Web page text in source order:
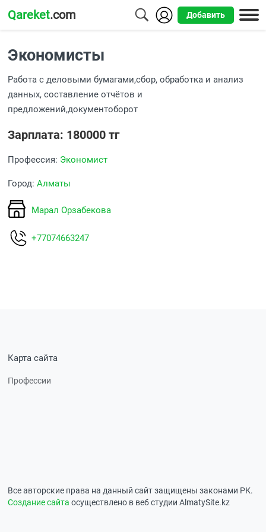
Qareket.com Добавить
Алматы
Астана
Шымкент
Усть-
Каменогорск
Экономисты
Работа с деловыми бумагами,сбор, обработка и анализ
данных, составление отчётов и
предложений,документоборот
Зарплата: 180000 тг
Профессия: Экономист
Город:Алматы
Марал Орзабекова
+77074663247
Карта сайта
Профессии
Все авторские права на данный сайт защищены законами РК.
Создание сайта осуществлено в веб студии AlmatySite.kz